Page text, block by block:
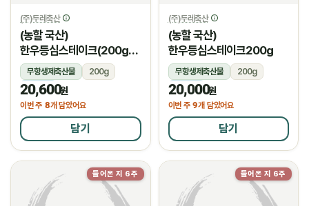
(주)두레축산
(농할 국산)
한우등심스테이크(200g/
암소)
무항생제축산물
200g
냉장
20,600원
이번 주 8개 담았어요
담기
(주)두레축산
(농할 국산)
한우등심스테이크200g
무항생제축산물
200g
냉장
20,000원
이번 주 9개 담았어요
담기
들어온 지 6주 들어온 지 6주